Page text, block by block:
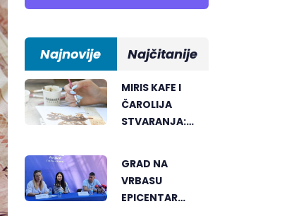
Najnovije Najčitanije
MIRIS KAFE I
ČAROLIJA
STVARANJA:
UMJETNOSTI U
BANJALUCI
GRAD NA
VRBASU
EPICENTAR